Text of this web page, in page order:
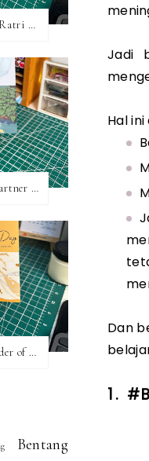
Jadi
Hal
Dan
1.
Hantu Ulang-alik – Ratri Ninditya
Review Buku Last Partner karya Resia Rose
Review Buku Reminder of the Day — Tim Pakpahan & Chelsea Tjandra
Bentang